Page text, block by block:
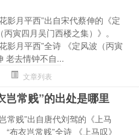
影月平西”出自宋代蔡伸的《定
丙寅四月吴门西楼之集）》。
影月平西”全诗 《定风波（丙寅
老去情钟不自...
文章列表
岂常贱”的出处是哪里
常贱”出自唐代刘驾的《上马
“布衣岂常贱”全诗 《上马叹》